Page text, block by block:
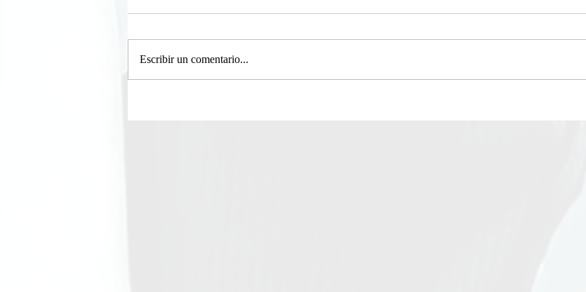
Escribir un comentario...